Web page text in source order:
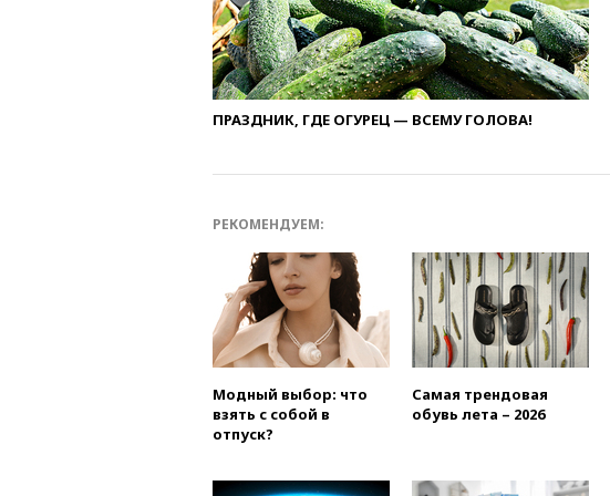
ПРАЗДНИК, ГДЕ ОГУРЕЦ — ВСЕМУ ГОЛОВА!
РЕКОМЕНДУЕМ:
Модный выбор: что
взять с собой в
отпуск?
Самая трендовая
обувь лета – 2026